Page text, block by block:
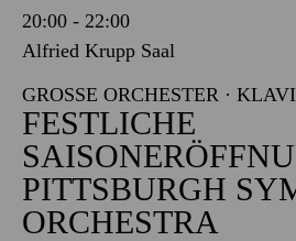
20:00 - 22:00
Alfried Krupp Saal
GROSSE ORCHESTER ·
FESTLICHE
PITTSBURGH
ORCHESTRA